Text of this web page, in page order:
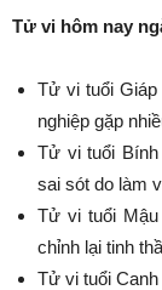
Tử vi hôm nay
Tử vi tuổi
nghiệp gặp
Tử vi tuổi Bính
sai sót do làm
Tử vi tuổi
chỉnh lại tinh
Tử vi tuổi